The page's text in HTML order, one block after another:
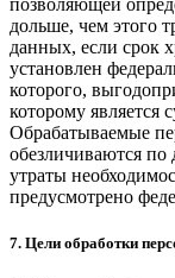
позволяющей
дольше, чем этого
данных, если срок
установлен
которого,
которому является
Обрабатываемые
обезличиваются по
утраты
предусмотрено
7. Цели обработки